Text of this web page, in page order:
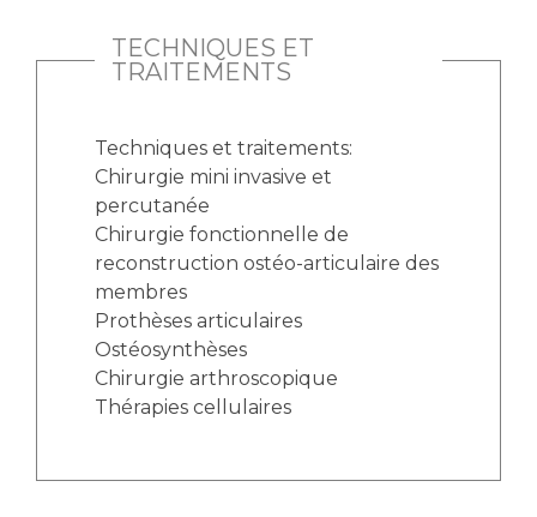
TECHNIQUES ET
TRAITEMENTS
Techniques et traitements:
Chirurgie mini invasive et
percutanée
Chirurgie fonctionnelle de
reconstruction ostéo-articulaire des
membres
Prothèses articulaires
Ostéosynthèses
Chirurgie arthroscopique
Thérapies cellulaires